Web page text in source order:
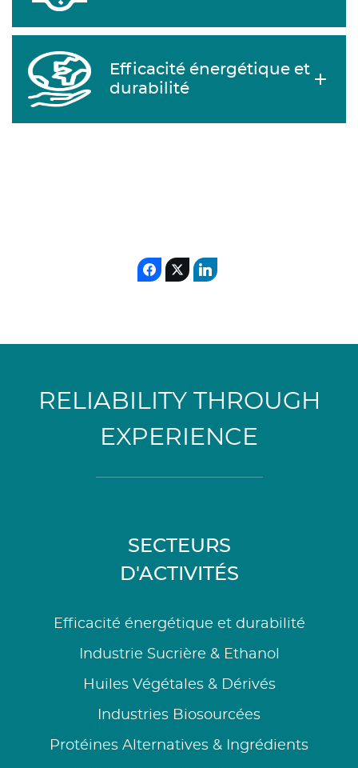
Efficacité énergétique et
durabilité
RELIABILITY THROUGH
EXPERIENCE
SECTEURS
D'ACTIVITÉS
Efficacité énergétique et durabilité
Industrie Sucrière & Ethanol
Huiles Végétales & Dérivés
Industries Biosourcées
Protéines Alternatives & Ingrédients